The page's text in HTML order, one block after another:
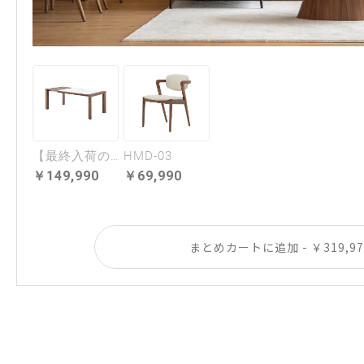
【最終入荷のため特価】Apertura
149,990
HMD-03
69,990
まとめカートに追加 - ￥